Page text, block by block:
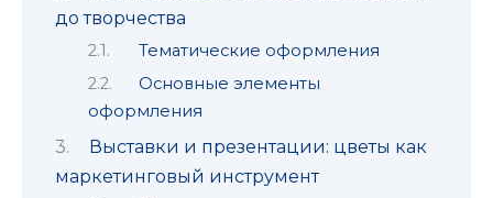
до творчества
Тематические оформления
Основные элементы
оформления
Выставки и презентации: цветы как
маркетинговый инструмент